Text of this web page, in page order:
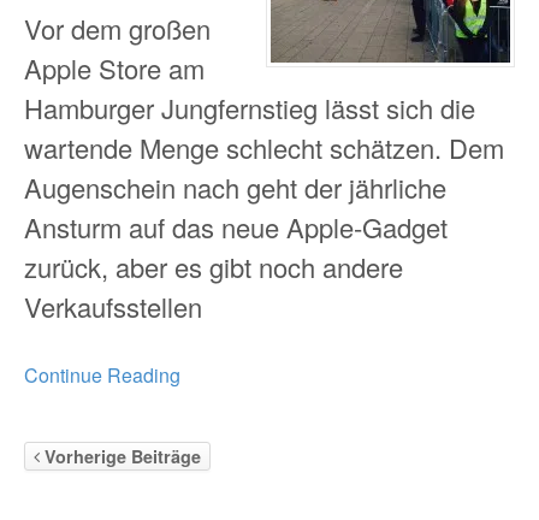
Vor dem großen
Apple Store am
Hamburger Jungfernstieg lässt sich die
wartende Menge schlecht schätzen. Dem
Augenschein nach geht der jährliche
Ansturm auf das neue Apple-Gadget
zurück, aber es gibt noch andere
Verkaufsstellen
Continue Reading
Vorherige Beiträge